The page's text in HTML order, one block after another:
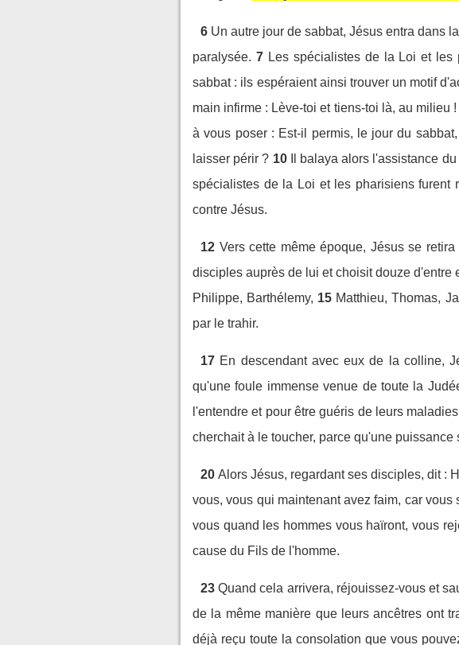
6 Un autre jour de sabbat, Jésus entra dans
paralysée. 7 Les spécialistes de la Loi et les
sabbat : ils espéraient ainsi trouver un motif
main infirme : Lève-toi et tiens-toi là, au milieu
à vous poser : Est-il permis, le jour du
laisser périr ? 10 Il balaya alors l'assistance
spécialistes de la Loi et les pharisiens furent
contre Jésus.
12 Vers cette même époque, Jésus se
disciples auprès de lui et choisit douze d'entre
Philippe, Barthélemy, 15 Matthieu, Thomas,
par le trahir.
17 En descendant avec eux de la colline,
qu'une foule immense venue de toute la
l'entendre et pour être guéris de leurs
cherchait à le toucher, parce qu'une
20 Alors Jésus, regardant ses disciples, dit :
vous, vous qui maintenant avez faim, car
vous quand les hommes vous haïront, vous
cause du Fils de l'homme.
23 Quand cela arrivera, réjouissez-vous et
de la même manière que leurs ancêtres ont
déjà reçu toute la consolation que vous